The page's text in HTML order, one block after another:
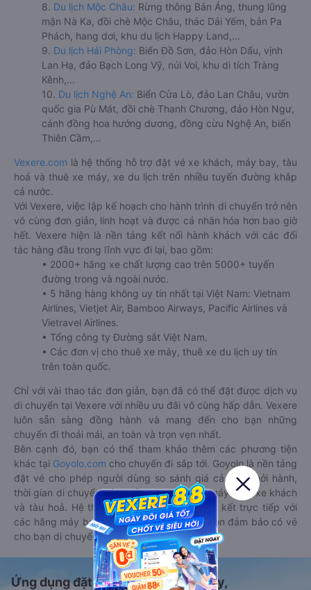
8. Du lịch Mộc Châu: Rừng thông Bản Áng, thung lũng
mận Nà Ka, đồi chè Mộc Châu, thác Dải Yếm, bản Pa
Phách, hang dơi, khu du lịch Happy Land,...
9. Du lịch Hải Phòng: Biển Đồ Sơn, đảo Hòn Dấu, vịnh
Lan Hạ, đảo Bạch Long Vỹ, núi Voi, khu di tích Tràng
Kênh,...
10. Du lịch Nghệ An: Biển Cửa Lò, đảo Lan Châu, vườn
quốc gia Pù Mát, đồi chè Thanh Chương, đảo Hòn Ngư,
cánh đồng hoa hướng dương, đồng cừu Nghệ An, biển
Thiên Cầm,...
Vexere.com là hệ thống hỗ trợ đặt vé xe khách, máy bay, tàu
hoả và thuê xe máy, xe du lịch trên nhiều tuyến đường khắp
cả nước.
Với Vexere, việc lập kế hoạch cho hành trình di chuyển trở nên
vô cùng đơn giản, linh hoạt và được cá nhân hóa hơn bao giờ
hết. Vexere hiện là nền tảng kết nối hành khách với các đối
tác hàng đầu trong lĩnh vực đi lại, bao gồm:
• 2000+ hãng xe chất lượng cao trên 5000+ tuyến
đường trong và ngoài nước.
• 5 hãng hàng không uy tín nhất tại Việt Nam: Vietnam
Airlines, Vietjet Air, Bamboo Airways, Pacific Airlines và
Vietravel Airlines.
• Tổng công ty Đường sắt Việt Nam.
• Các đơn vị cho thuê xe máy, thuê xe du lịch uy tín
trên toàn quốc.
Chỉ với vài thao tác đơn giản, bạn đã có thể đặt được dịch vụ
di chuyển tại Vexere với nhiều ưu đãi vô cùng hấp dẫn. Vexere
luôn sẵn sàng đồng hành và mang đến cho bạn những
chuyến đi thoải mái, an toàn và trọn vẹn nhất.
Bên cạnh đó, bạn có thể tham khảo thêm các phương tiện
khác tại Goyolo.com cho chuyến đi sắp tới. Goyolo là nền tảng
đặt vé cho phép người dùng so sánh giá cả, giờ khởi hành,
thời gian di chuyển của nhiều phương tiện máy bay, xe khách
và tàu hoả. Hệ thống của Goyolo được liên kết trực tiếp với
các hãng máy bay, xe khách và tàu hoả, luôn đảm bảo có vé
cho bạn di chuyển.
Ứng dụng đặt vé Xe khách, Máy bay,